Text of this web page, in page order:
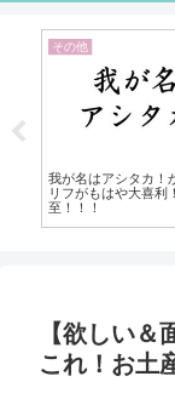
その他
我が名はアシタカ！
リフがもはや大喜利
至！！！
【欲しい
これ！お土